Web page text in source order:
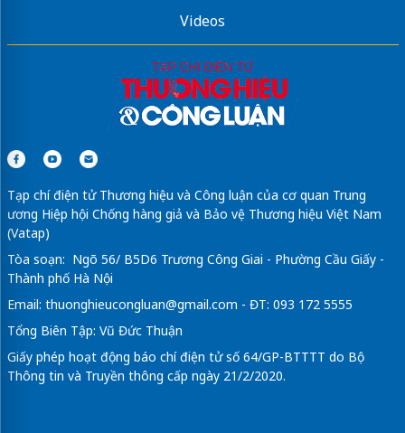
Videos
Tạp chí điện tử Thương hiệu và Công luận của cơ quan Trung
ương Hiệp hội Chống hàng giả và Bảo vệ Thương hiệu Việt Nam
(Vatap)
Tòa soạn: Ngõ 56/ B5D6 Trương Công Giai - Phường Cầu Giấy -
Thành phố Hà Nội
Email: thuonghieucongluan@gmail.com - ĐT: 093 172 5555
Tổng Biên Tập: Vũ Đức Thuận
Giấy phép hoạt động báo chí điện tử số 64/GP-BTTTT do Bộ
Thông tin và Truyền thông cấp ngày 21/2/2020.